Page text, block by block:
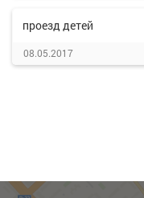
проезд детей
08.05.2017